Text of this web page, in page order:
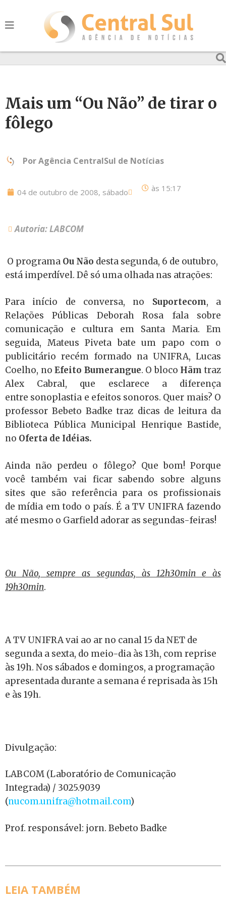
Mais um “Ou Não” de tirar o
fôlego
PorAgência CentralSul de Notícias
04 de outubro de 2008, sábado às 15:17
Autoria: LABCOM
O programa Ou Não desta segunda, 6 de outubro,
está imperdível. Dê só uma olhada nas atrações:
Para início de conversa, no Suportecom, a
Relações Públicas Deborah Rosa fala sobre
comunicação e cultura em Santa Maria. Em
seguida, Mateus Piveta bate um papo com o
publicitário recém formado na UNIFRA, Lucas
Coelho, noEfeito Bumerangue. O bloco Hãm traz
Alex Cabral, que esclarece a diferença
entre sonoplastia e efeitos sonoros. Quer mais? O
professor Bebeto Badke traz dicas de leitura da
Biblioteca Pública Municipal Henrique Bastide,
no Oferta de Idéias.
Ainda não perdeu o fôlego? Que bom! Porque
você também vai ficar sabendo sobre alguns
sites que são referência para os profissionais
de mídia em todo o país. É a TV UNIFRA fazendo
até mesmo o Garfield adorar as segundas-feiras!
Ou Não, sempre as segundas, às 12h30min e às
19h30min.
A TV UNIFRA vai ao ar no canal 15 da NET de
segunda a sexta, do meio-dia às 13h, com reprise
às 19h. Nos sábados e domingos, a programação
apresentada durante a semana é reprisada às 15h
e às 19h.
Divulgação:
LABCOM (Laboratório de Comunicação
Integrada) / 3025.9039
(nucom.unifra@hotmail.com)
Prof. responsável: jorn. Bebeto Badke
LEIA TAMBÉM